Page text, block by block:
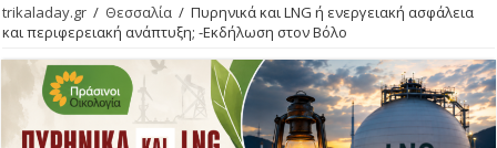
trikaladay.gr / Θεσσαλία / Πυρηνικά και LNG ή ενεργειακή ασφάλεια
και περιφερειακή ανάπτυξη; -Εκδήλωση στον Βόλο